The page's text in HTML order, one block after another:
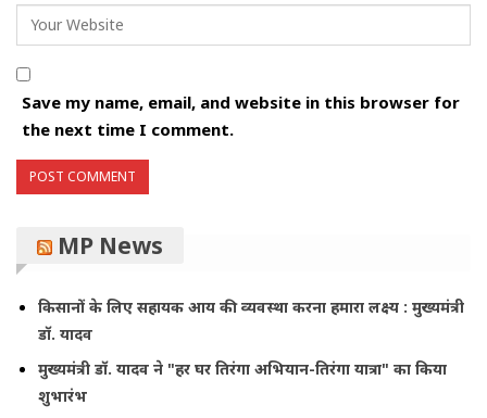
Save my name, email, and website in this browser for
the next time I comment.
MP News
किसानों के लिए सहायक आय की व्यवस्था करना हमारा लक्ष्य : मुख्यमंत्री
डॉ. यादव
मुख्यमंत्री डॉ. यादव ने "हर घर तिरंगा अभियान-तिरंगा यात्रा" का किया
शुभारंभ